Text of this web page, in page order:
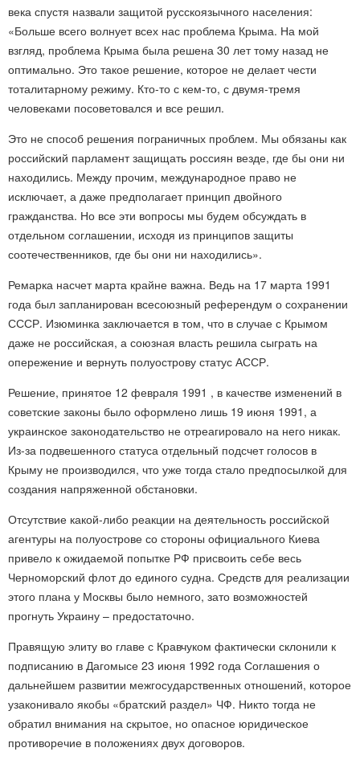
века спустя назвали защитой русскоязычного населения:
«Больше всего волнует всех нас проблема Крыма. На мой
взгляд, проблема Крыма была решена 30 лет тому назад не
оптимально. Это такое решение, которое не делает чести
тоталитарному режиму. Кто-то с кем-то, с двумя-тремя
человеками посоветовался и все решил.
Это не способ решения пограничных проблем. Мы обязаны как
российский парламент защищать россиян везде, где бы они ни
находились. Между прочим, международное право не
исключает, а даже предполагает принцип двойного
гражданства. Но все эти вопросы мы будем обсуждать в
отдельном соглашении, исходя из принципов защиты
соотечественников, где бы они ни находились».
Ремарка насчет марта крайне важна. Ведь на 17 марта 1991
года был запланирован всесоюзный референдум о сохранении
СССР. Изюминка заключается в том, что в случае с Крымом
даже не российская, а союзная власть решила сыграть на
опережение и вернуть полуострову статус АССР.
Решение, принятое 12 февраля 1991 , в качестве изменений в
советские законы было оформлено лишь 19 июня 1991, а
украинское законодательство не отреагировало на него никак.
Из-за подвешенного статуса отдельный подсчет голосов в
Крыму не производился, что уже тогда стало предпосылкой для
создания напряженной обстановки.
Отсутствие какой-либо реакции на деятельность российской
агентуры на полуострове со стороны официального Киева
привело к ожидаемой попытке РФ присвоить себе весь
Черноморский флот до единого судна. Средств для реализации
этого плана у Москвы было немного, зато возможностей
прогнуть Украину – предостаточно.
Правящую элиту во главе с Кравчуком фактически склонили к
подписанию в Дагомысе 23 июня 1992 года Соглашения о
дальнейшем развитии межгосударственных отношений, которое
узаконивало якобы «братский раздел» ЧФ. Никто тогда не
обратил внимания на скрытое, но опасное юридическое
противоречие в положениях двух договоров.